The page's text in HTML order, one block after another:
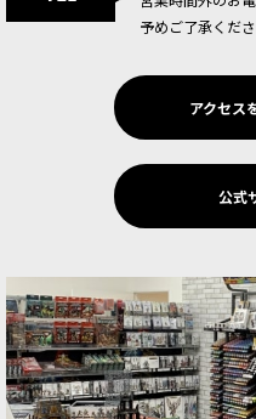
予めご了承くださ
アクセス
公式